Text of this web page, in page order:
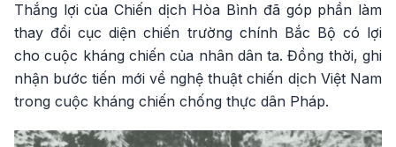
Thắng lợi của Chiến dịch Hòa Bình đã góp phần làm
thay đổi cục diện chiến trường chính Bắc Bộ có lợi
cho cuộc kháng chiến của nhân dân ta. Đồng thời, ghi
nhận bước tiến mới về nghệ thuật chiến dịch Việt Nam
trong cuộc kháng chiến chống thực dân Pháp.